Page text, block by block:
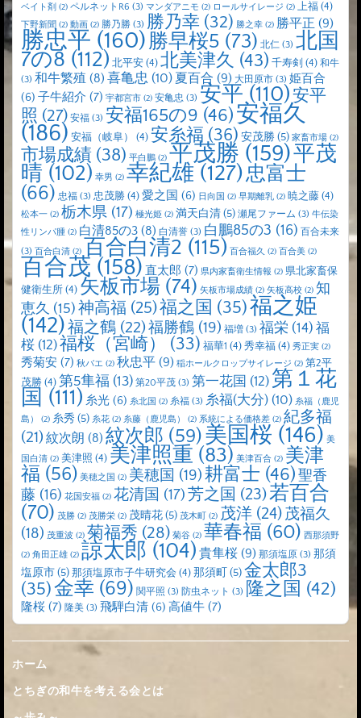
ベイト剤 (2) ペルネットR6 (3) マンダアニモ (2) ロールサイレージ (2) 上福 (4)
下野新聞 (2) 動画 (2) 勝乃勝 (3) 勝乃幸 (32) 勝之幸 (2) 勝平正 (9)
勝忠平 (160)勝早桜5 (73) 北仁 (3) 北国
7の8 (112) 北平安 (4) 北美津久 (43) 千寿剣 (4) 和牛
(3) 和牛繁殖 (8) 喜亀忠 (10) 夏百合 (9) 大田原市 (3) 姫百合
(6) 子牛紹介 (7) 宇都宮市 (2) 安亀忠 (3) 安平(110)安平
照 (27) 安福 (3) 安福165の9 (46)安福久
(186) 安福（岐阜） (4) 安糸福 (36) 安茂勝 (5) 家畜市場 (2)
市場成績 (38) 平白鵬 (2) 平茂勝 (159)平茂
晴 (102) 幸男 (2) 幸紀雄 (127)忠富士
(66) 忠福 (3) 忠茂勝 (4) 愛之国 (6) 日向国 (2) 早期離乳 (2) 暁之藤 (4)
松本一 (2) 栃木県 (17) 極光姫 (2) 満天白清(5) 瀬尾ファーム (3) 牛伝染
性リンパ腫 (2) 白清85の3 (8) 白清誉 (3) 白鵬85の3 (16) 百合未来
(3) 百合白清 (2) 百合白清2 (115) 百合福久 (2) 百合美 (2)
百合茂 (158) 直太郎 (7) 県内家畜衛生情報 (2) 県北家畜保
健衛生所 (4) 矢板市場 (74) 矢板市場成績 (2) 矢板高校 (2) 知
恵久 (15) 神高福 (25)福之国 (35)福之姫
(142)福之鶴 (22)福勝鶴 (19) 福増 (3) 福栄 (14) 福
桜 (12)福桜（宮崎） (33) 福華1 (4) 秀幸福 (4) 秀正実 (2)
秀菊安 (7) 秋バエ (2) 秋忠平 (9) 稲ホールクロップサイレージ (2) 第2平
茂勝 (4) 第5隼福 (13) 第20平茂 (3) 第一花国 (12) 第１花
国 (111) 糸光 (6) 糸北国 (2) 糸福 (3) 糸福(大分) (10) 糸福（鹿児
島）
(2) 糸秀 (5) 糸花 (2) 糸藤（鹿児島） (2) 系統による価格差 (2) 紀多福
(21) 紋次朗 (8) 紋次郎 (59)美国桜 (146) 美
国白清 (2) 美津照 (4) 美津照重 (83) 美津百合 (2) 美津
福 (56) 美穂之国 (2) 美穂国 (19)耕富士 (46)聖香
藤 (16) 花国安福 (2) 花清国 (17)芳之国 (23)若百合
(70) 茂勝 (2) 茂勝栄 (2) 茂晴花(5) 茂木町 (2) 茂洋 (24)茂福久
(18) 茂重波 (2) 菊福秀 (28) 菊谷 (2) 華春福 (60) 西那須野
(2) 角田正雄 (2) 諒太郎 (104) 貴隼桜 (9) 那須塩原 (3) 那須
塩原市(5) 那須塩原市子牛研究会 (4) 那須町 (5)金太郎3
(35)金幸 (69) 関平照 (3) 防虫ネット (3) 隆之国 (42)
隆桜 (7) 隆美 (3) 飛騨白清 (6) 高値牛 (7)
ホーム
とちぎの和牛を考える会とは